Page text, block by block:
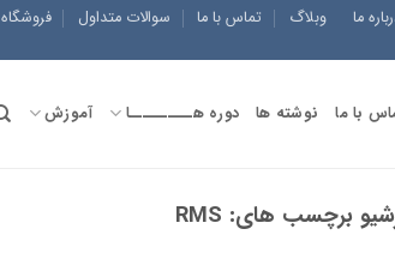
ما وبلاگ تماس با ما سوالات متداول فروشگاه
با ما نوشته ها دوره هــــــــــا آموزش
برچسب های: RMS